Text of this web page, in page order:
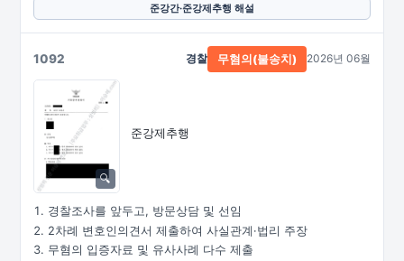
준강간·준강제추행 해설
1092
준강제추행
경찰 무혐의(불송치) 2026년 06월
경찰조사를 앞두고, 방문상담 및 선임
2차례 변호인의견서 제출하여 사실관계·법리 주장
무혐의 입증자료 및 유사사례 다수 제출